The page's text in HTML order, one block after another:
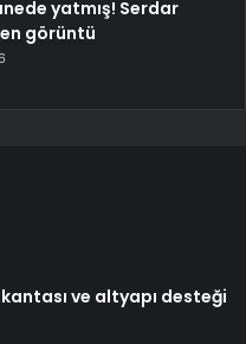
yatmış! Serdar
görüntü
ve altyapı desteği